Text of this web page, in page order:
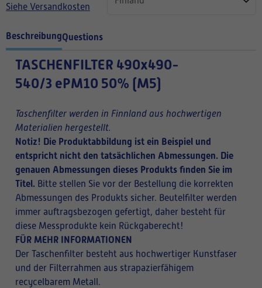
Siehe Versandkosten
BeschreibungQuestions
TASCHENFILTER 490x490-
540/3 ePM10 50% (M5)
Taschenfilter werden in Finnland aus hochwertigen
Materialien hergestellt.
Notiz! Die Produktabbildung ist ein Beispiel und
entspricht nicht den tatsächlichen Abmessungen. Die
genauen Abmessungen dieses Produkts finden Sie im
Titel. Bitte stellen Sie vor der Bestellung die korrekten
Abmessungen des Produkts sicher. Beutelfilter werden
immer auftragsbezogen gefertigt, daher besteht für
diese Messprodukte kein Rückgaberecht!
FÜR MEHR INFORMATIONEN
Der Taschenfilter besteht aus hochwertiger Kunstfaser
und der Filterrahmen aus strapazierfähigem
recycelbarem Metall.